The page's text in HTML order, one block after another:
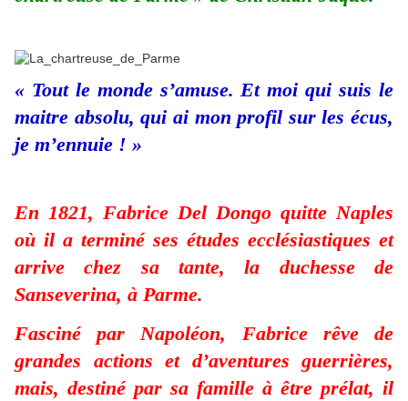
« Tout le monde s’amuse. Et moi qui suis le
maitre absolu, qui ai mon profil sur les écus,
je m’ennuie ! »
En 1821, Fabrice Del Dongo quitte Naples
où il a terminé ses études ecclésiastiques et
arrive chez sa tante, la duchesse de
Sanseverina, à Parme.
Fasciné par Napoléon, Fabrice rêve de
grandes actions et d’aventures guerrières,
mais, destiné par sa famille à être prélat, il